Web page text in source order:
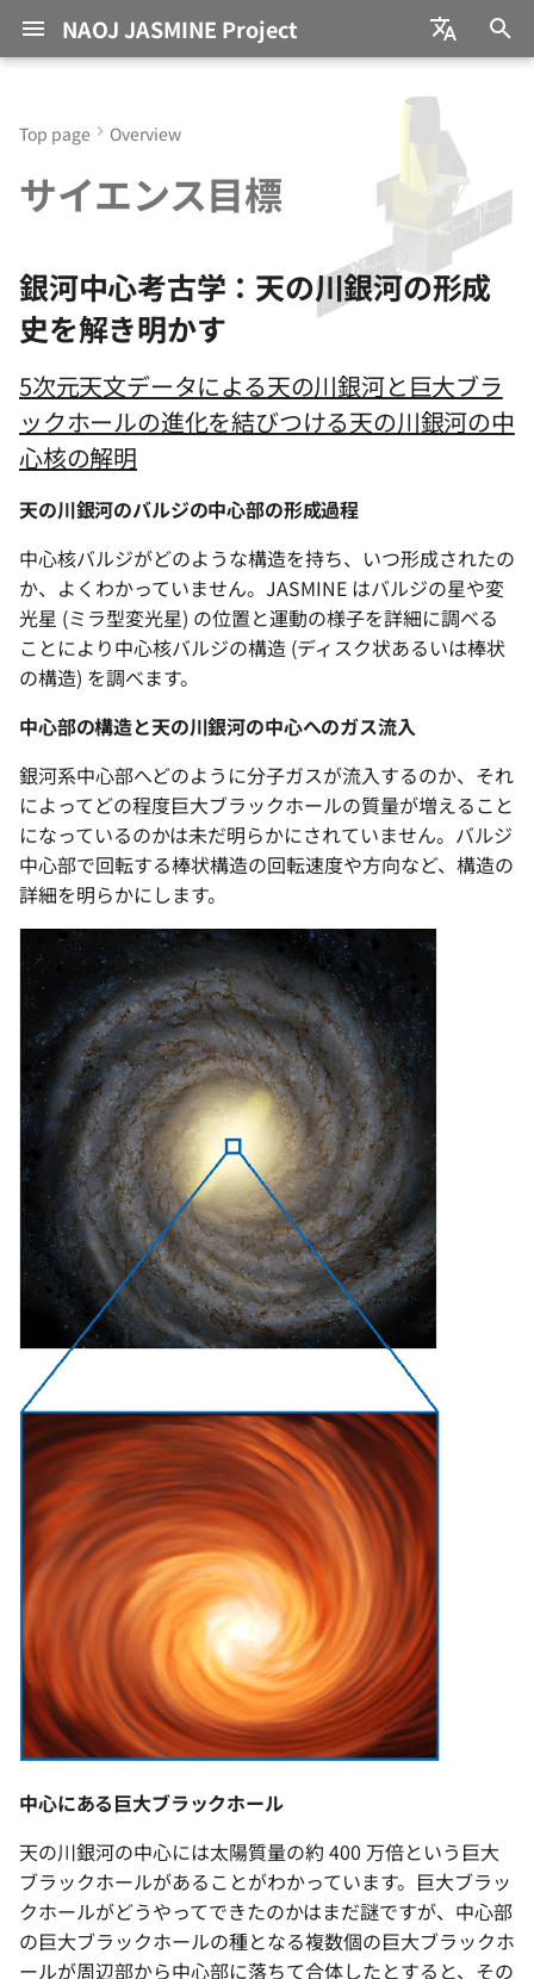
NAOJ JASMINE Project
English
a
l
i
z
i
n
g
s
e
a
r
c
h
の形成史を解き明かす
可能性を探る
JASMINE Consortium
International
Collaborations
Presentations
NAOJ annuals
Books/Articles
Grants
Outreach
Press Release
We are Not Alone Our
Escaped From Galactic
Central Region Together
with Stellar “Twins”
The Supermassive Black
re-analysed and High-
velocity rotating
リンは新星爆発が生み出
NAOJ Project
過去の研究テーマ
JASMINE Grants
Call for Applications
Approved Programs
Top page Overview
サイエンス目標
銀河中心考古学：天の川銀河の形成
史を解き明かす
5次元天文データによる天の川銀河と巨大ブラ
ックホールの進化を結びつける天の川銀河の中
心核の解明
天の川銀河のバルジの中心部の形成過程
中心核バルジがどのような構造を持ち、いつ形成されたの
か、よくわかっていません。JASMINE はバルジの星や変
光星 (ミラ型変光星) の位置と運動の様子を詳細に調べる
ことにより中心核バルジの構造 (ディスク状あるいは棒状
の構造) を調べます。
中心部の構造と天の川銀河の中心へのガス流入
銀河系中心部へどのように分子ガスが流入するのか、それ
によってどの程度巨大ブラックホールの質量が増えること
になっているのかは未だ明らかにされていません。バルジ
中心部で回転する棒状構造の回転速度や方向など、構造の
詳細を明らかにします。
中心にある巨大ブラックホール
天の川銀河の中心には太陽質量の約 400 万倍という巨大
ブラックホールがあることがわかっています。巨大ブラッ
クホールがどうやってできたのかはまだ謎ですが、中心部
の巨大ブラックホールの種となる複数個の巨大ブラックホ
ールが周辺部から中心部に落ちて合体したとすると、その